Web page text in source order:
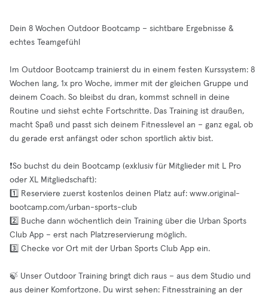
Dein 8 Wochen Outdoor Bootcamp – sichtbare Ergebnisse &
echtes Teamgefühl
Im Outdoor Bootcamp trainierst du in einem festen Kurssystem: 8
Wochen lang, 1x pro Woche, immer mit der gleichen Gruppe und
deinem Coach. So bleibst du dran, kommst schnell in deine
Routine und siehst echte Fortschritte. Das Training ist draußen,
macht Spaß und passt sich deinem Fitnesslevel an – ganz egal, ob
du gerade erst anfängst oder schon sportlich aktiv bist.
❗️So buchst du dein Bootcamp (exklusiv für Mitglieder mit L Pro
oder XL Mitgliedschaft):
1️⃣ Reserviere zuerst kostenlos deinen Platz auf: www.original-
bootcamp.com/urban-sports-club
2️⃣ Buche dann wöchentlich dein Training über die Urban Sports
Club App – erst nach Platzreservierung möglich.
3️⃣ Checke vor Ort mit der Urban Sports Club App ein.
🍃 Unser Outdoor Training bringt dich raus – aus dem Studio und
aus deiner Komfortzone. Du wirst sehen: Fitnesstraining an der